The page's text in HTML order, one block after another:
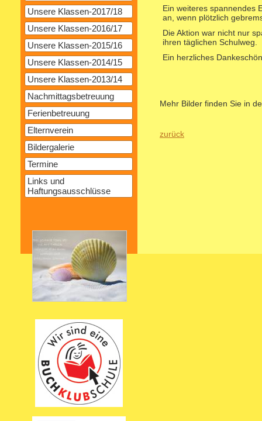
Unsere Klassen-2017/18
Unsere Klassen-2016/17
Unsere Klassen-2015/16
Unsere Klassen-2014/15
Unsere Klassen-2013/14
Nachmittagsbetreuung
Ferienbetreuung
Elternverein
Bildergalerie
Termine
Links und
Haftungsausschlüsse
Ein weiteres spannendes
an, wenn plötzlich
Die Aktion war nicht nur
ihren täglichen Schulweg.
Ein herzliches
Mehr Bilder finden Sie in
zurück